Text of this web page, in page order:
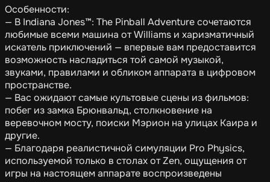
Особенности:
— В Indiana Jones™️: The Pinball Adventure сочетаются
любимые всеми машина от Williams и харизматичный
искатель приключений — впервые вам предоставится
возможность насладиться той самой музыкой,
звуками, правилами и обликом аппарата в цифровом
пространстве.
— Вас ожидают самые культовые сцены из фильмов:
побег из замка Брюнвальд, столкновение на
веревочном мосту, поиски Мэрион на улицах Каира и
другие.
— Благодаря реалистичной симуляции Pro Physics,
используемой только в столах от Zen, ощущения от
игры на настоящем аппарате воспроизведены